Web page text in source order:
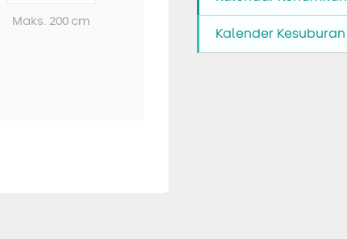
Maks. 200 cm
Kalender Kesuburan